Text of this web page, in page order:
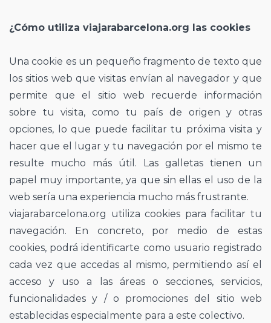
¿Cómo utiliza viajarabarcelona.org las cookies
Una cookie es un pequeño fragmento de texto que
los sitios web que visitas envían al navegador y que
permite que el sitio web recuerde información
sobre tu visita, como tu país de origen y otras
opciones, lo que puede facilitar tu próxima visita y
hacer que el lugar y tu navegación por el mismo te
resulte mucho más útil. Las galletas tienen un
papel muy importante, ya que sin ellas el uso de la
web sería una experiencia mucho más frustrante.
viajarabarcelona.org utiliza cookies para facilitar tu
navegación. En concreto, por medio de estas
cookies, podrá identificarte como usuario registrado
cada vez que accedas al mismo, permitiendo así el
acceso y uso a las áreas o secciones, servicios,
funcionalidades y / o promociones del sitio web
establecidas especialmente para a este colectivo.